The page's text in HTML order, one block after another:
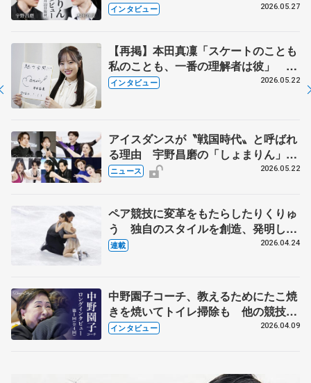
田真凜の覚悟
インタビュー 2026.05.27
【再掲】本田真凜「スケートのことも
私のことも、一番の理解者は彼」 引
退時の単独インタビューで語った競技
インタビュー 2026.05.22
アイスダンスが〝戦国時代〟と呼ばれ
る理由 宇野昌磨の「しょまりん」ら
実力者が相次いで参戦 国内の競争激
ニュース 2026.05.22
ペア競技に変革をもたらしたりくりゅ
う 独自のスタイルを創造、発明した
【引退発表後②】
連載 2026.04.24
中野園子コーチ、教えるためにたこ焼
きを焼いてトイレ掃除も 他の競技に
も通用するという坂本花織の筋肉
インタビュー 2026.04.09